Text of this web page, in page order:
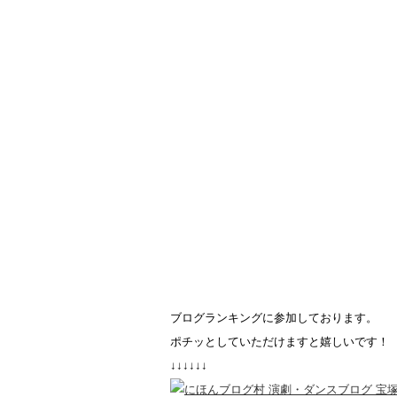
ブログランキングに参加しております。
ポチッとしていただけますと嬉しいです！
↓↓↓↓↓↓